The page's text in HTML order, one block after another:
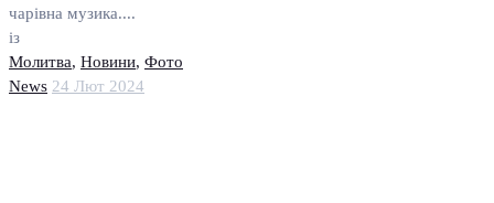
чарівна музика....
із
Молитва, Новини, Фото
News 24 Лют 2024